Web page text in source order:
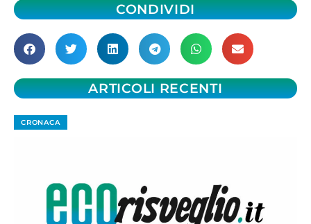
CONDIVIDI
ARTICOLI RECENTI
CRONACA